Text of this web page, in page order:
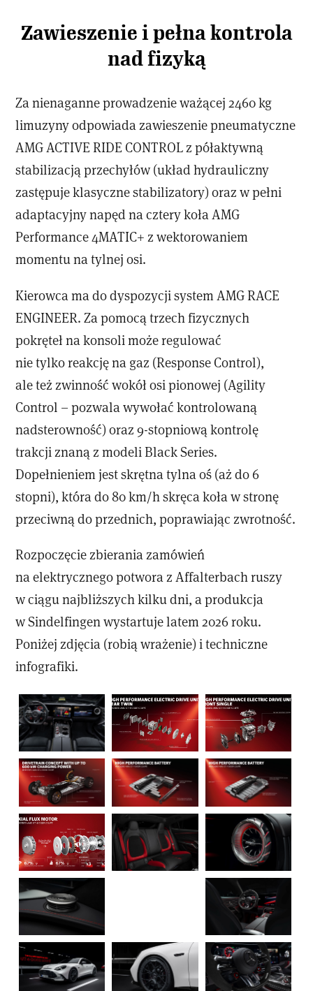
Zawieszenie i pełna kontrola
nad fizyką
Za nienaganne prowadzenie ważącej 2460 kg
limuzyny odpowiada zawieszenie pneumatyczne
AMG ACTIVE RIDE CONTROL z półaktywną
stabilizacją przechyłów (układ hydrauliczny
zastępuje klasyczne stabilizatory) oraz w pełni
adaptacyjny napęd na cztery koła AMG
Performance 4MATIC+ z wektorowaniem
momentu na tylnej osi.
Kierowca ma do dyspozycji system AMG RACE
ENGINEER. Za pomocą trzech fizycznych
pokręteł na konsoli może regulować
nie tylko reakcję na gaz (Response Control),
ale też zwinność wokół osi pionowej (Agility
Control – pozwala wywołać kontrolowaną
nadsterowność) oraz 9-stopniową kontrolę
trakcji znaną z modeli Black Series.
Dopełnieniem jest skrętna tylna oś (aż do 6
stopni), która do 80 km/h skręca koła w stronę
przeciwną do przednich, poprawiając zwrotność.
Rozpoczęcie zbierania zamówień
na elektrycznego potwora z Affalterbach ruszy
w ciągu najbliższych kilku dni, a produkcja
w Sindelfingen wystartuje latem 2026 roku.
Poniżej zdjęcia (robią wrażenie) i techniczne
infografiki.